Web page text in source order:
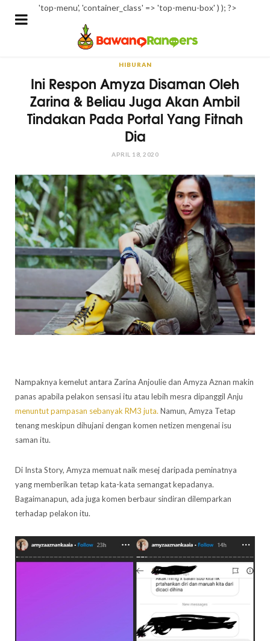
'top-menu', 'container_class' => 'top-menu-box' ) ); ?>
HIBURAN
Ini Respon Amyza Disaman Oleh
Zarina & Beliau Juga Akan Ambil
Tindakan Pada Portal Yang Fitnah
Dia
APRIL 18, 2020
Nampaknya kemelut antara Zarina Anjoulie dan Amyza Aznan makin
panas apabila pelakon sensasi itu atau lebih mesra dipanggil Anju
menuntut pampasan sebanyak RM3 juta. Namun, Amyza Tetap
tenang meskipun dihujani dengan komen netizen mengenai isu
saman itu.
Di Insta Story, Amyza memuat naik mesej daripada peminatnya
yang memberikan tetap kata-kata semangat kepadanya.
Bagaimanapun, ada juga komen berbaur sindiran dilemparkan
terhadap pelakon itu.